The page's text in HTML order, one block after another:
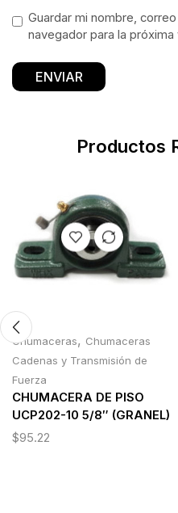
Guardar mi nombre,
navegador para la
Productos
Chumaceras, Chumaceras
Cadenas y Transmisión de
Fuerza
CHUMACERA DE PISO
UCP202-10 5/8″ (GRANEL)
$95.22